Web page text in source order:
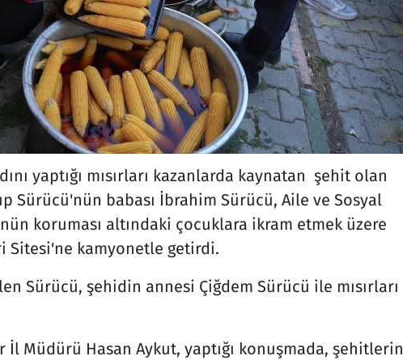
yaptığı mısırları kazanlarda kaynatan şehit olan
Sürücü'nün babası İbrahim Sürücü, Aile ve Sosyal
koruması altındaki çocuklara ikram etmek üzere
Sitesi'ne kamyonetle getirdi.
Sürücü, şehidin annesi Çiğdem Sürücü ile mısırları
İl Müdürü Hasan Aykut, yaptığı konuşmada, şehitlerin